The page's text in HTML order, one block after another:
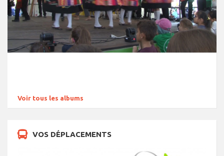
Voir tous les albums
VOS DÉPLACEMENTS